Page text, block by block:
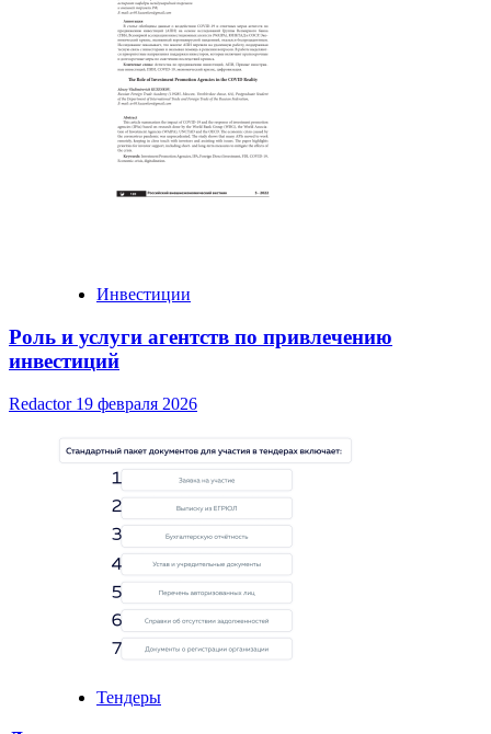
Инвестиции
Роль и услуги агентств по привлечению
инвестиций
Redactor 19 февраля 2026
Тендеры